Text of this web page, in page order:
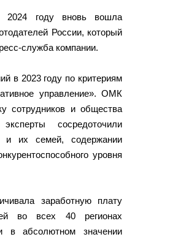
2024 году вновь вошла
России, который
служба компании.
в 2023 году по критериям
управление». ОМК
сотрудников и общества
сосредоточили
и их семей, содержании
уровня
заработную плату
во всех 40 регионах
в абсолютном значении